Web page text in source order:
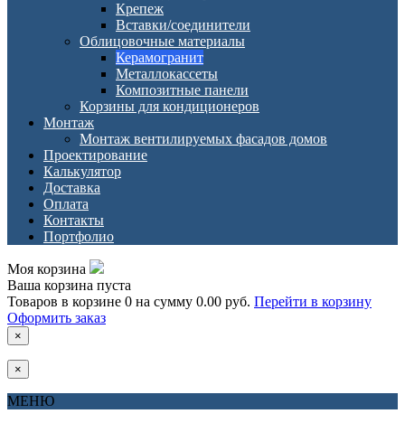
Крепеж
Вставки/соединители
Облицовочные материалы
Керамогранит
Металлокассеты
Композитные панели
Корзины для кондиционеров
Монтаж
Монтаж вентилируемых фасадов домов
Проектирование
Калькулятор
Доставка
Оплата
Контакты
Портфолио
Моя корзина
Ваша корзина пуста
Товаров в корзине 0 на сумму 0.00 руб. Перейти в корзину
Оформить заказ
×
×
МЕНЮ